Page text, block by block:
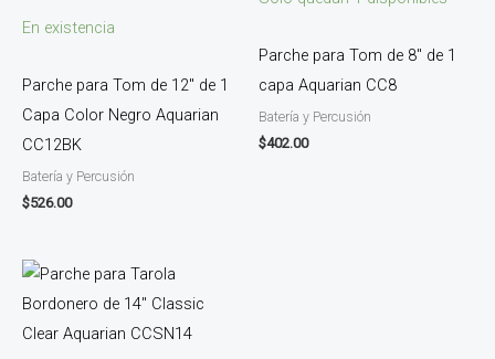
En existencia
Parche para Tom de 12″ de 1
Capa Color Negro Aquarian
CC12BK
Batería y Percusión
$526.00
Parche para Tom de 8″ de 1
capa Aquarian CC8
Batería y Percusión
$402.00